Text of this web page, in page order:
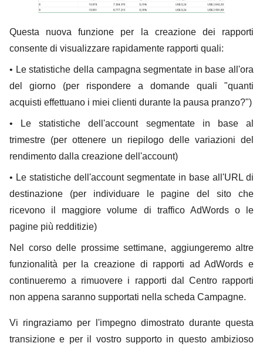
Questa nuova funzione per la creazione dei rapporti
consente di visualizzare rapidamente rapporti quali:
• Le statistiche della campagna segmentate in base all'ora
del giorno (per rispondere a domande quali "quanti
acquisti effettuano i miei clienti durante la pausa pranzo?")
• Le statistiche dell'account segmentate in base al
trimestre (per ottenere un riepilogo delle variazioni del
rendimento dalla creazione dell'account)
• Le statistiche dell'account segmentate in base all'URL di
destinazione (per individuare le pagine del sito che
ricevono il maggiore volume di traffico AdWords o le
pagine più redditizie)
Nel corso delle prossime settimane, aggiungeremo altre
funzionalità per la creazione di rapporti ad AdWords e
continueremo a rimuovere i rapporti dal Centro rapporti
non appena saranno supportati nella scheda Campagne.
Vi ringraziamo per l'impegno dimostrato durante questa
transizione e per il vostro supporto in questo ambizioso